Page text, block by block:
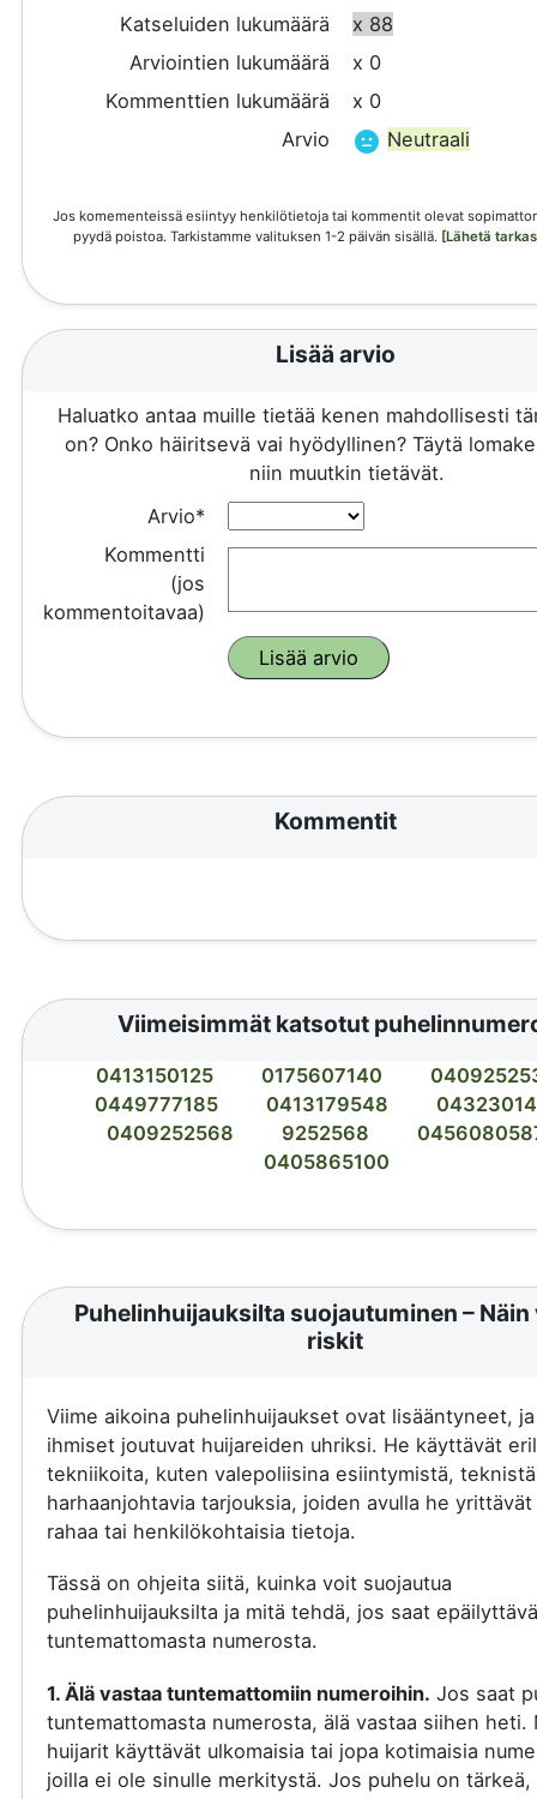
Katseluiden lukumäärä
x 88
Arviointien lukumäärä
x 0
Kommenttien lukumäärä
x 0
Arvio
Neutraali
Jos komementeissä esiintyy henkilötietoja tai kommentit olevat
pyydä poistoa. Tarkistamme valituksen 1-2 päivän sisällä. [Lähetä
Lisää arvio
Haluatko antaa muille tietää kenen mahdollisesti
on? Onko häiritsevä vai hyödyllinen? Täytä
niin muutkin tietävät.
Arvio*
Kommentti
(jos
kommentoitavaa)
Kommentit
Viimeisimmät katsotut
0413150125 0175607140
0449777185
0413179548
0409252568
9252568
0405865100
Puhelinhuijauksilta suojautuminen – Näin
riskit
Viime aikoina puhelinhuijaukset ovat lisääntyneet,
ihmiset joutuvat huijareiden uhriksi. He käyttävät
tekniikoita, kuten valepoliisina esiintymistä,
harhaanjohtavia tarjouksia, joiden avulla he yrittävät
rahaa tai henkilökohtaisia tietoja.
Tässä on ohjeita siitä, kuinka voit suojautua
puhelinhuijauksilta ja mitä tehdä, jos saat
tuntemattomasta numerosta.
1. Älä vastaa tuntemattomiin numeroihin. Jos saat
tuntemattomasta numerosta, älä vastaa siihen heti.
huijarit käyttävät ulkomaisia tai jopa kotimaisia
joilla ei ole sinulle merkitystä. Jos puhelu on